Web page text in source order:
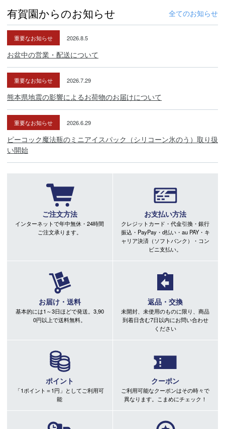
有賀園からのお知らせ 全てのお知らせ
重要なお知らせ 2026.8.5
お盆中の営業・配送について
重要なお知らせ 2026.7.29
熊本県地震の影響によるお荷物のお届けについて
重要なお知らせ 2026.6.29
ピーコック魔法瓶のミニアイスパック（シリコーン氷のう）取り扱
い開始
ご注文方法
インターネットで年中無休・24時間
ご注文承ります。
お支払い方法
クレジットカード・代金引換・銀行
振込・PayPay・d払い・au PAY・キ
ャリア決済（ソフトバンク）・コン
ビニ支払い。
お届け・送料
基本的には1～3日ほどで発送。3,90
0円以上で送料無料。
返品・交換
未開封、未使用のものに限り、商品
到着日含む7日以内にお問い合わせ
ください
ポイント
「1ポイント＝1円」としてご利用可
能
クーポン
ご利用可能なクーポンはその時々で
異なります。こまめにチェック！